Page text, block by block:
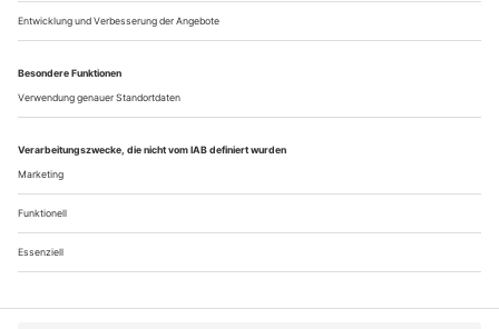
«Elle(s)» steht ohne Zweifel im Plural: Das neueste Werk von
Fabienne Berger ist Frauenbildern gewidmet. Portraits, die
langsam ihre überlebensgroßen Münder zu einem Lachen
öffnen. Frauen als kleine, auf die dunkle Rückwand projizierte
Silhouetten. Sie werden beobachtet, halbwegs imitiert und so
von der Interpretin auf der Bühne als virtuelle
Mitspielerinnen...
Über uns Kontakt Kritikerumfrage Newsletter